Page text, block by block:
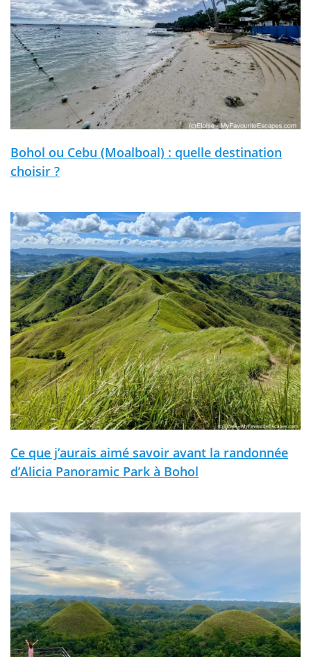
Bohol ou Cebu (Moalboal) : quelle destination
choisir ?
Ce que j’aurais aimé savoir avant la randonnée
d’Alicia Panoramic Park à Bohol